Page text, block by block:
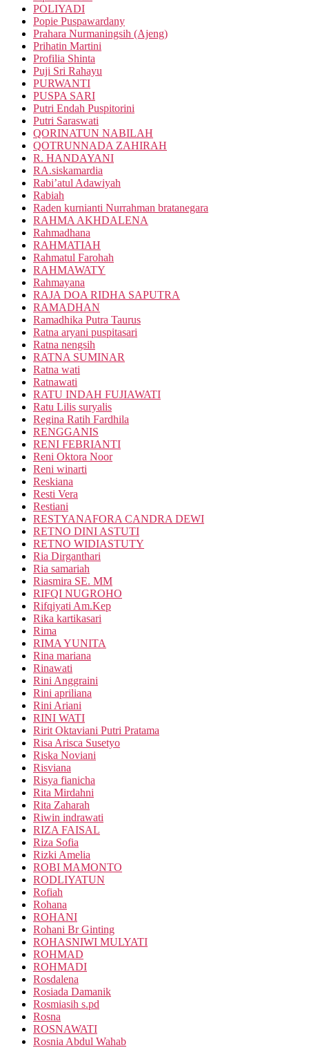
POLIYADI
Popie Puspawardany
Prahara Nurmaningsih (Ajeng)
Prihatin Martini
Profilia Shinta
Puji Sri Rahayu
PURWANTI
PUSPA SARI
Putri Endah Puspitorini
Putri Saraswati
QORINATUN NABILAH
QOTRUNNADA ZAHIRAH
R. HANDAYANI
RA.siskamardia
Rabi’atul Adawiyah
Rabiah
Raden kurnianti Nurrahman bratanegara
RAHMA AKHDALENA
Rahmadhana
RAHMATIAH
Rahmatul Farohah
RAHMAWATY
Rahmayana
RAJA DOA RIDHA SAPUTRA
RAMADHAN
Ramadhika Putra Taurus
Ratna aryani puspitasari
Ratna nengsih
RATNA SUMINAR
Ratna wati
Ratnawati
RATU INDAH FUJIAWATI
Ratu Lilis suryalis
Regina Ratih Fardhila
RENGGANIS
RENI FEBRIANTI
Reni Oktora Noor
Reni winarti
Reskiana
Resti Vera
Restiani
RESTYANAFORA CANDRA DEWI
RETNO DINI ASTUTI
RETNO WIDIASTUTY
Ria Dirganthari
Ria samariah
Riasmira SE. MM
RIFQI NUGROHO
Rifqiyati Am.Kep
Rika kartikasari
Rima
RIMA YUNITA
Rina mariana
Rinawati
Rini Anggraini
Rini apriliana
Rini Ariani
RINI WATI
Ririt Oktaviani Putri Pratama
Risa Arisca Susetyo
Riska Noviani
Risviana
Risya fianicha
Rita Mirdahni
Rita Zaharah
Riwin indrawati
RIZA FAISAL
Riza Sofia
Rizki Amelia
ROBI MAMONTO
RODLIYATUN
Rofiah
Rohana
ROHANI
Rohani Br Ginting
ROHASNIWI MULYATI
ROHMAD
ROHMADI
Rosdalena
Rosiada Damanik
Rosmiasih s.pd
Rosna
ROSNAWATI
Rosnia Abdul Wahab